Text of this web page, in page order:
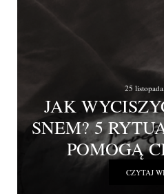
25
JAK
SNEM? 5
POMOGĄ
CZYTAJ